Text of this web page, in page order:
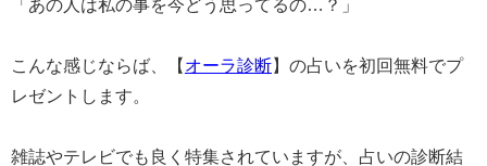
「あの人は私の事を今どう思ってるの…？」
こんな感じならば、【 オーラ診断】の占いを初回無料でプ
レゼントします。
雑誌やテレビでも良く特集されていますが、占いの診断結